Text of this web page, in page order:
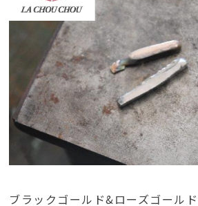
ブラックゴールド&ローズゴール